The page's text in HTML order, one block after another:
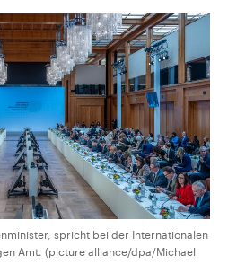
Podcasts
spricht bei der Internationalen
Amt. (picture alliance/dpa/Michael